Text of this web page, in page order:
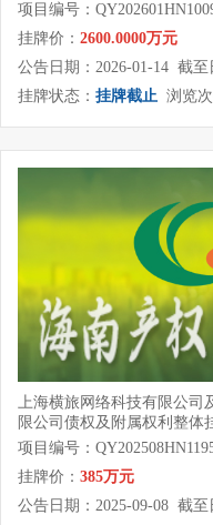
项目编号：
挂牌价： 2600.0000万元
公告日期：2026-01-14 截至
挂牌状态： 挂牌截止 浏览
上海横旅网络科技有限公司
限公司债权及附属权利整体
项目编号：
挂牌价： 385万元
公告日期：2025-09-08 截至